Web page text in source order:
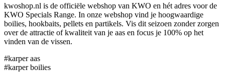
kwoshop.nl is de officiële webshop van KWO en hét adres voor de
KWO Specials Range. In onze webshop vind je hoogwaardige
boilies, hookbaits, pellets en partikels. Vis dit seizoen zonder zorgen
over de attractie of kwaliteit van je aas en focus je 100% op het
vinden van de vissen.
#karper aas
#karper boilies